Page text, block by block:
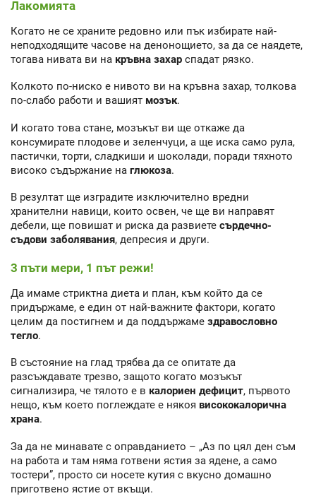
Лакомията
Когато не се храните редовно или пък избирате най-
неподходящите часове на денонощието, за да се наядете,
тогава нивата ви на кръвна захар спадат рязко.
Колкото по-ниско е нивото ви на кръвна захар, толкова
по-слабо работи и вашият мозък.
И когато това стане, мозъкът ви ще откаже да
консумирате плодове и зеленчуци, а ще иска само рула,
пастички, торти, сладкиши и шоколади, поради тяхното
високо съдържание на глюкоза.
В резултат ще изградите изключително вредни
хранителни навици, които освен, че ще ви направят
дебели, ще повишат и риска да развиете сърдечно-
съдови заболявания, депресия и други.
3 пъти мери, 1 път режи!
Да имаме стриктна диета и план, към който да се
придържаме, е един от най-важните фактори, когато
целим да постигнем и да поддържаме здравословно
тегло.
В състояние на глад трябва да се опитате да
разсъждавате трезво, защото когато мозъкът
сигнализира, че тялото е в калориен дефицит, първото
нещо, към което поглеждате е някоя висококалорична
храна.
За да не минавате с оправданието – „Аз по цял ден съм
на работа и там няма готвени ястия за ядене, а само
тостери”, просто си носете кутия с вкусно домашно
приготвено ястие от вкъщи.